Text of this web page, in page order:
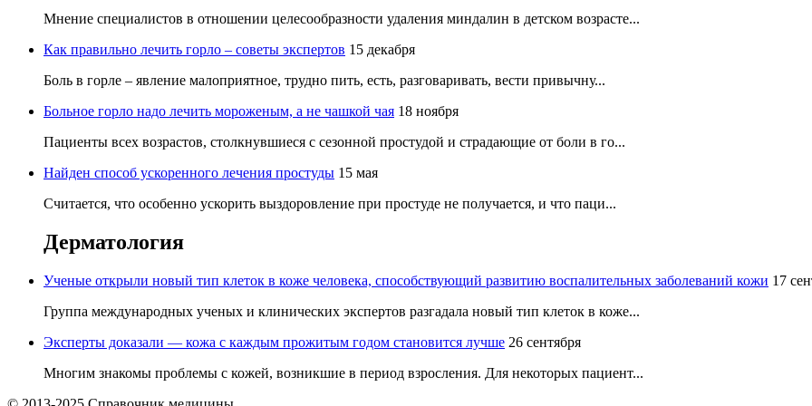
Мнение специалистов в отношении целесообразности удаления миндалин в детском возрасте...
Как правильно лечить горло – советы экспертов 15 декабря
Боль в горле – явление малоприятное, трудно пить, есть, разговаривать, вести привычну...
Больное горло надо лечить мороженым, а не чашкой чая 18 ноября
Пациенты всех возрастов, столкнувшиеся с сезонной простудой и страдающие от боли в го...
Найден способ ускоренного лечения простуды 15 мая
Считается, что особенно ускорить выздоровление при простуде не получается, и что паци...
Дерматология
Ученые открыли новый тип клеток в коже человека, способствующий развитию воспалительных заболеваний кожи 17
Группа международных ученых и клинических экспертов разгадала новый тип клеток в коже...
Эксперты доказали — кожа с каждым прожитым годом становится лучше 26 сентября
Многим знакомы проблемы с кожей, возникшие в период взросления. Для некоторых пациент...